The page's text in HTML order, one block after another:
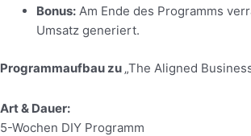
Bonus: Am Ende des Programms
Umsatz generiert.
Programmaufbau zu „The Aligned
Art & Dauer:
5-Wochen DIY Programm